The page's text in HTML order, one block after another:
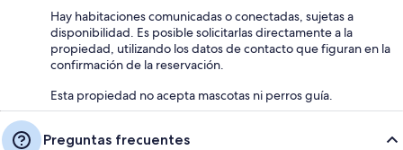
Hay habitaciones comunicadas o conectadas, sujetas a
disponibilidad. Es posible solicitarlas directamente a la
propiedad, utilizando los datos de contacto que figuran en la
confirmación de la reservación.
Esta propiedad no acepta mascotas ni perros guía.
Preguntas frecuentes